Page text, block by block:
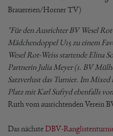
Brauereien/Horner TV)
"Für den Ausrichter BV Wesel
Mädchendoppel U15 zu einem
Wesel Rot-Weiss startende Elina
Partnerin Julia Meyer (1. BV
Satzverlust das Turnier. Im Mixed
Platz mit Karl Sufryd ebenfalls
Ruth vom ausrichtenden Verein
Das nächsteDBV-